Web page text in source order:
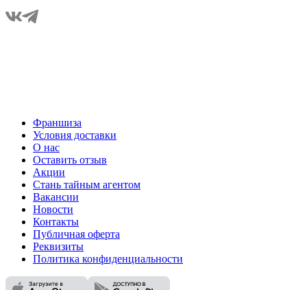
Франшиза
Условия доставки
О нас
Оставить отзыв
Акции
Стань тайным агентом
Вакансии
Новости
Контакты
Публичная оферта
Реквизиты
Политика конфиденциальности